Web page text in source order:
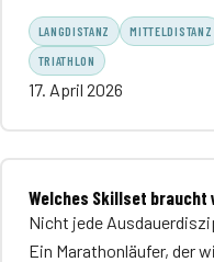
LANGDISTANZ MITTELDISTANZ
TRIATHLON
17. April 2026
Welches Skillset braucht
Nicht jede
Ein Marathonläufer, der